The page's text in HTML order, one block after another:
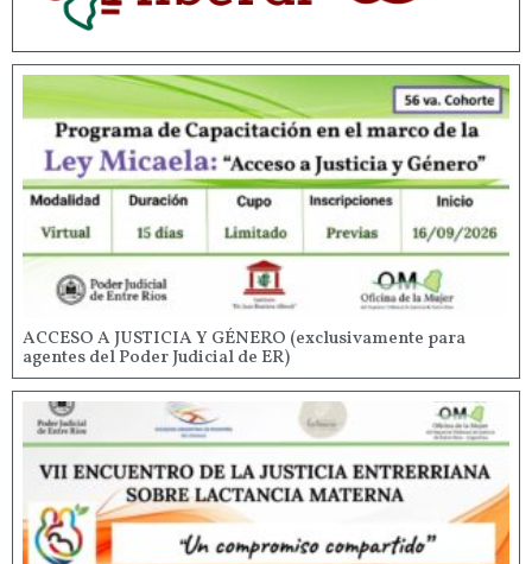
ACCESO A JUSTICIA Y GÉNERO (exclusivamente para
agentes del Poder Judicial de ER)